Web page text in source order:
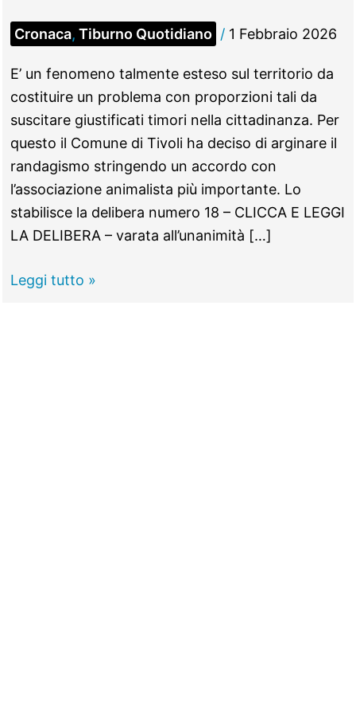
Cronaca, Tiburno Quotidiano / 1 Febbraio 2026
E’ un fenomeno talmente esteso sul territorio da
costituire un problema con proporzioni tali da
suscitare giustificati timori nella cittadinanza. Per
questo il Comune di Tivoli ha deciso di arginare il
randagismo stringendo un accordo con
l’associazione animalista più importante. Lo
stabilisce la delibera numero 18 – CLICCA E LEGGI
LA DELIBERA – varata all’unanimità […]
TIVOLI
Leggi tutto »